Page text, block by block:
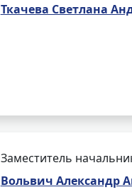
Ткачева Светлана
Заместитель
Вольвич Александр